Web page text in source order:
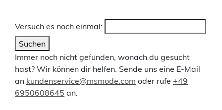
Versuch es noch einmal:
Suchen
Immer noch nicht gefunden, wonach du gesucht
hast? Wir können dir helfen. Sende uns eine E-Mail
an kundenservice@msmode.com oder rufe +49
6950608645 an.